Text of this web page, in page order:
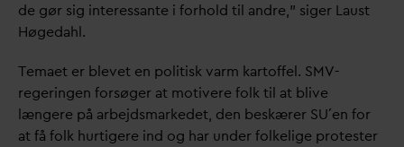
de gør sig interessante i forhold til andre,” siger Laust
Høgedahl.
Temaet er blevet en politisk varm kartoffel. SMV-
regeringen forsøger at motivere folk til at blive
længere på arbejdsmarkedet, den beskærer SU´en for
at få folk hurtigere ind og har under folkelige protester